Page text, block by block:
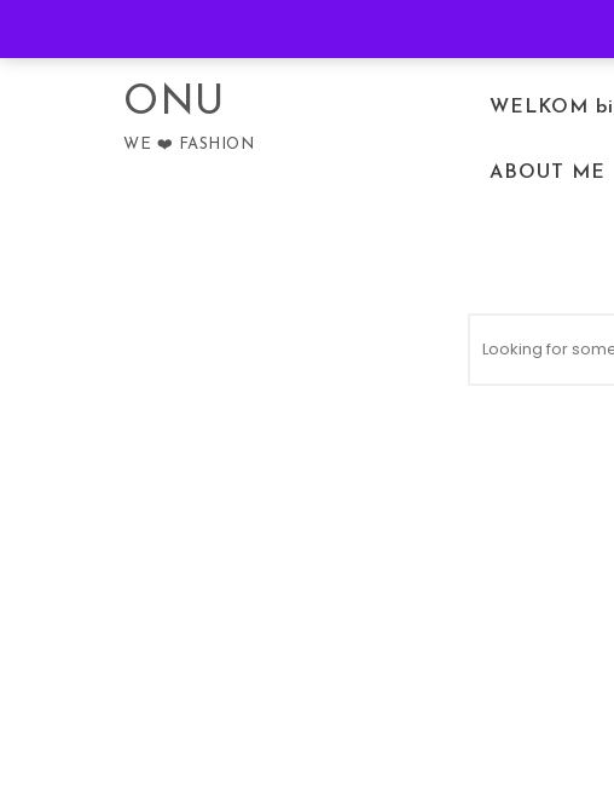
ONU
WE ❤️ FASHION
WELKOM
ABOUT ME